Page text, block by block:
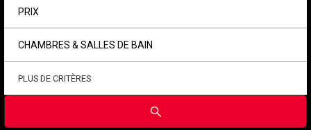
PRIX
CHAMBRES & SALLES DE BAIN
PLUS DE CRITÈRES
Soumettre